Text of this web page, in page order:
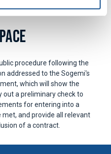
procedure following the
addressed to the Sogemi's
which will show the
out a preliminary check to
for entering into a
met, and provide all relevant
of a contract.